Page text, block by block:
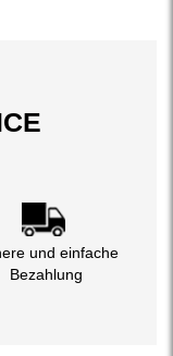
und einfache
Bezahlung